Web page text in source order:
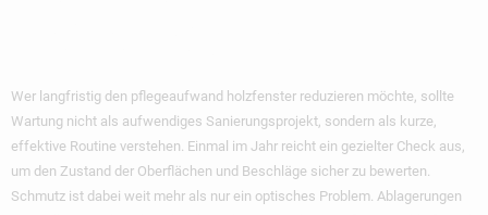
Wer langfristig den pflegeaufwand holzfenster reduzieren möchte, sollte
Wartung nicht als aufwendiges Sanierungsprojekt, sondern als kurze,
effektive Routine verstehen. Einmal im Jahr reicht ein gezielter Check aus,
um den Zustand der Oberflächen und Beschläge sicher zu bewerten.
Schmutz ist dabei weit mehr als nur ein optisches Problem. Ablagerungen